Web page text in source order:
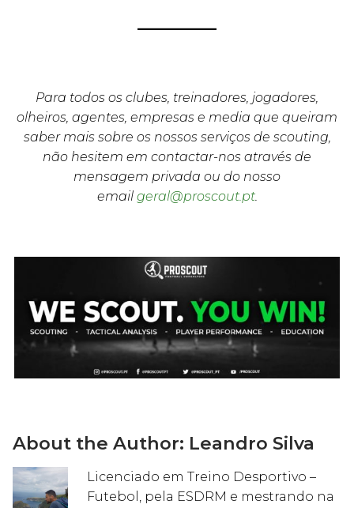
Para todos os clubes, treinadores, jogadores,
olheiros, agentes, empresas e media que queiram
saber mais sobre os nossos serviços de scouting,
não hesitem em contactar-nos através de
mensagem privada ou do nosso
email geral@proscout.pt.
About the Author: Leandro Silva
Licenciado em Treino Desportivo –
Futebol, pela ESDRM e mestrando na